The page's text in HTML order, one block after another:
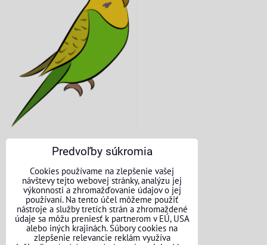
KONTAKTNÉ ÚDAJE
O nás
Kontakt
Požičovňa náradia
Predvoľby súkromia
Cookies používame na zlepšenie vašej
návštevy tejto webovej stránky, analýzu jej
výkonnosti a zhromažďovanie údajov o jej
používaní. Na tento účel môžeme použiť
nástroje a služby tretích strán a zhromaždené
údaje sa môžu preniesť k partnerom v EÚ, USA
alebo iných krajinách. Súbory cookies na
zlepšenie relevancie reklám využíva